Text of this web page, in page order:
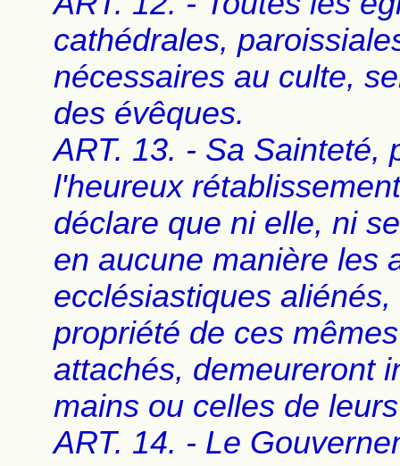
cathédrales,
nécessaires au culte,
des évêques.
ART. 13. - Sa Sainteté,
l'heureux
déclare que ni elle, ni
en aucune manière les
ecclésiastiques
propriété de ces
attachés, demeureront
mains ou celles de
ART. 14. - Le